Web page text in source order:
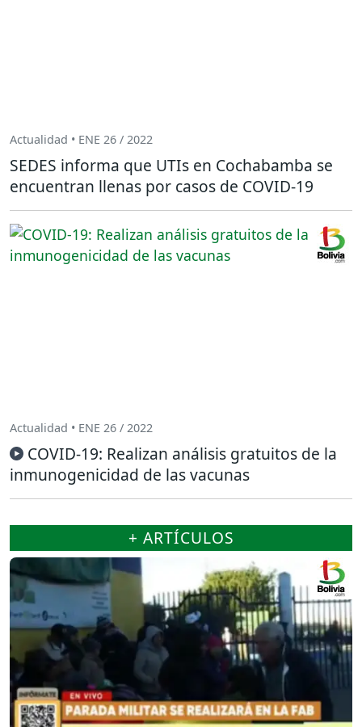
Actualidad • ENE 26 / 2022
SEDES informa que UTIs en Cochabamba se
encuentran llenas por casos de COVID-19
Actualidad • ENE 26 / 2022
COVID-19: Realizan análisis gratuitos de la
inmunogenicidad de las vacunas
+ ARTÍCULOS